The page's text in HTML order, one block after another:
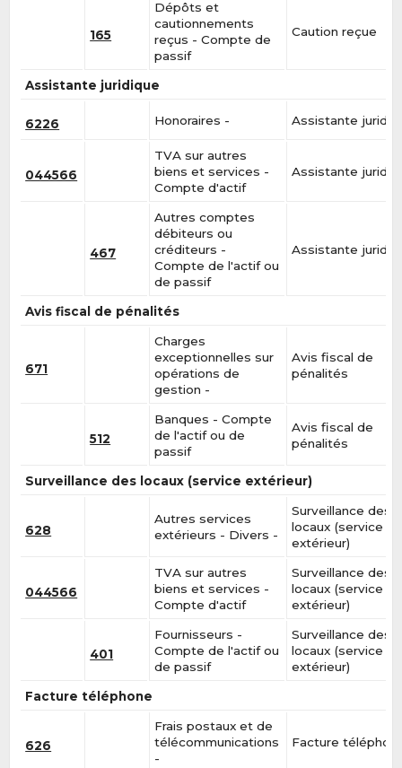
165
Dépôts et
cautionnements
reçus - Compte de
passif
Caution reçue
Assistante juridique
6226 Honoraires - Assistante
044566
TVA sur autres
biens et services -
Compte d'actif
Assistante
467
Autres comptes
débiteurs ou
créditeurs -
Compte de l'actif ou
de passif
Assistante
Avis fiscal de pénalités
671
Charges
exceptionnelles sur
opérations de
gestion -
Avis fiscal de
pénalités
512
Banques - Compte
de l'actif ou de
passif
Avis fiscal de
pénalités
Surveillance des locaux (service extérieur)
628
Autres services
extérieurs - Divers -
Surveillance des
locaux (service
extérieur)
044566
TVA sur autres
biens et services -
Compte d'actif
Surveillance des
locaux (service
extérieur)
401
Fournisseurs -
Compte de l'actif ou
de passif
Surveillance des
locaux (service
extérieur)
Facture téléphone
626
Frais postaux et de
télécommunications
-
Facture